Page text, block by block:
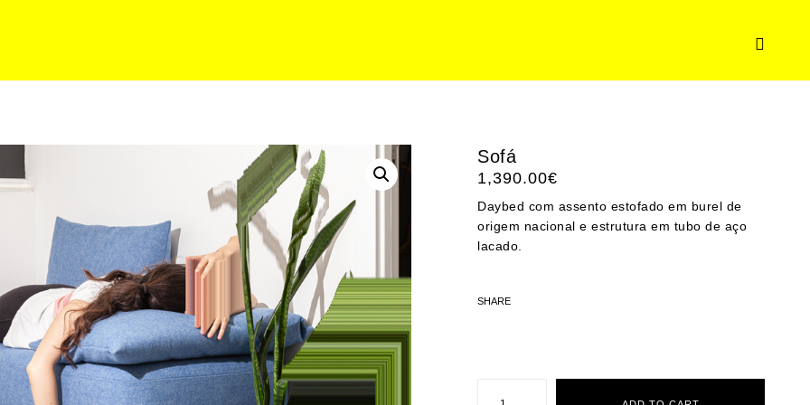
Sofá
1,390.00€
Daybed com assento estofado em burel de
origem nacional e estrutura em tubo de aço
lacado.
SHARE